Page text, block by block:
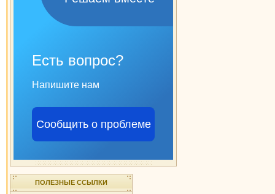
Есть вопрос?
Напишите нам
Сообщить о проблеме
ПОЛЕЗНЫЕ ССЫЛКИ